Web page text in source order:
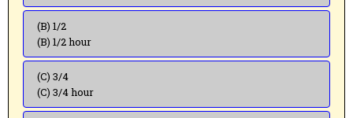
(B) 1/2
(B) 1/2 hour
(C) 3/4
(C) 3/4 hour